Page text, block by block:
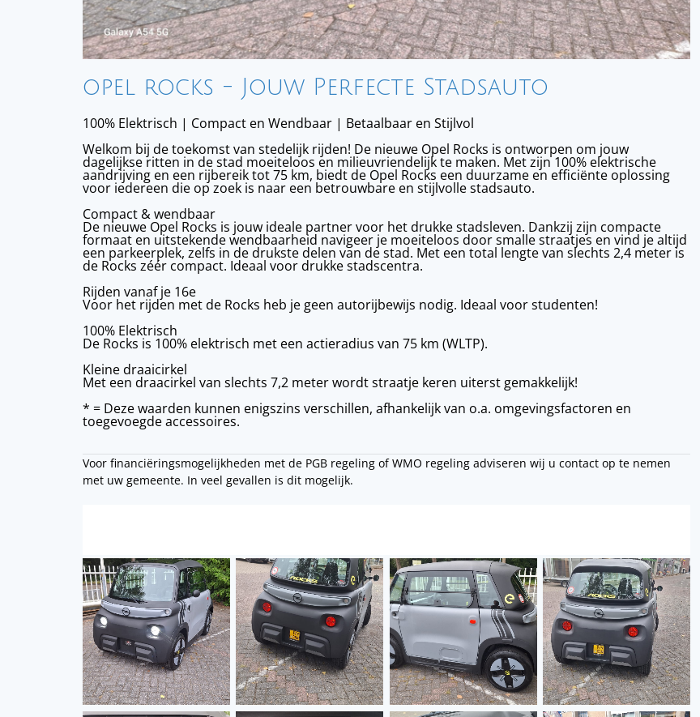
opel rocks - Jouw Perfecte Stadsauto
100% Elektrisch | Compact en Wendbaar | Betaalbaar en Stijlvol
Welkom bij de toekomst van stedelijk rijden! De nieuwe Opel Rocks is ontworpen om jouw
dagelijkse ritten in de stad moeiteloos en milieuvriendelijk te maken. Met zijn 100% elektrische
aandrijving en een rijbereik tot 75 km, biedt de Opel Rocks een duurzame en efficiënte oplossing
voor iedereen die op zoek is naar een betrouwbare en stijlvolle stadsauto.
Compact & wendbaar
De nieuwe Opel Rocks is jouw ideale partner voor het drukke stadsleven. Dankzij zijn compacte
formaat en uitstekende wendbaarheid navigeer je moeiteloos door smalle straatjes en vind je altijd
een parkeerplek, zelfs in de drukste delen van de stad. Met een total lengte van slechts 2,4 meter is
de Rocks zéér compact. Ideaal voor drukke stadscentra.
Rijden vanaf je 16e
Voor het rijden met de Rocks heb je geen autorijbewijs nodig. Ideaal voor studenten!
100% Elektrisch
De Rocks is 100% elektrisch met een actieradius van 75 km (WLTP).
Kleine draaicirkel
Met een draacirkel van slechts 7,2 meter wordt straatje keren uiterst gemakkelijk!
* = Deze waarden kunnen enigszins verschillen, afhankelijk van o.a. omgevingsfactoren en
toegevoegde accessoires.
Voor financiëringsmogelijkheden met de PGB regeling of WMO regeling adviseren wij u contact op te nemen
met uw gemeente. In veel gevallen is dit mogelijk.